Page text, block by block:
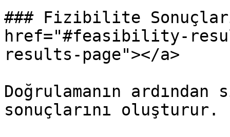
### Fizibilite
href="#feasibility-
results-page"></a>
Doğrulamanın
sonuçlarını oluşturur.